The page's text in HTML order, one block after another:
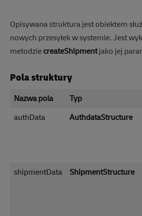
Opisywana struktura jest obiektem
nowych przesyłek w systemie. Jest
metodziecreateShipmentjako jej
Pola struktury
Nazwa pola Typ
authData
AuthdataStructure
shipmentData
ShipmentStructure